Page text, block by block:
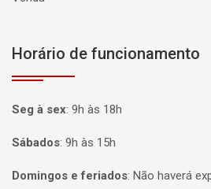
Horário de funcionamento
Seg à sex: 9h às 18h
Sábados: 9h às 15h
Domingos e feriados: Não haverá